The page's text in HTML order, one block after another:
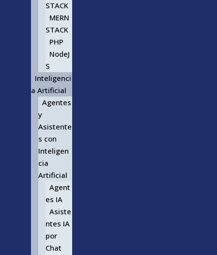
STACK
MERN
STACK
PHP
NodeJ
S
Inteligenci
a Artificial
Agentes
y
Asistente
s con
Inteligen
cia
Artificial
Agent
es IA
Asiste
ntes IA
por
Chat